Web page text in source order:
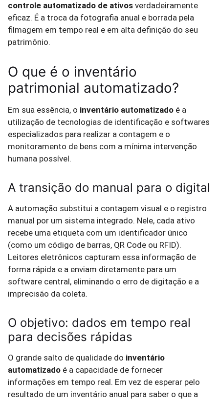
controle automatizado de ativos verdadeiramente
eficaz. É a troca da fotografia anual e borrada pela
filmagem em tempo real e em alta definição do seu
patrimônio.
O que é o inventário
patrimonial automatizado?
Em sua essência, o inventário automatizado é a
utilização de tecnologias de identificação e softwares
especializados para realizar a contagem e o
monitoramento de bens com a mínima intervenção
humana possível.
A transição do manual para o digital
A automação substitui a contagem visual e o registro
manual por um sistema integrado. Nele, cada ativo
recebe uma etiqueta com um identificador único
(como um código de barras, QR Code ou RFID).
Leitores eletrônicos capturam essa informação de
forma rápida e a enviam diretamente para um
software central, eliminando o erro de digitação e a
imprecisão da coleta.
O objetivo: dados em tempo real
para decisões rápidas
O grande salto de qualidade do inventário
automatizado é a capacidade de fornecer
informações em tempo real. Em vez de esperar pelo
resultado de um inventário anual para saber o que a